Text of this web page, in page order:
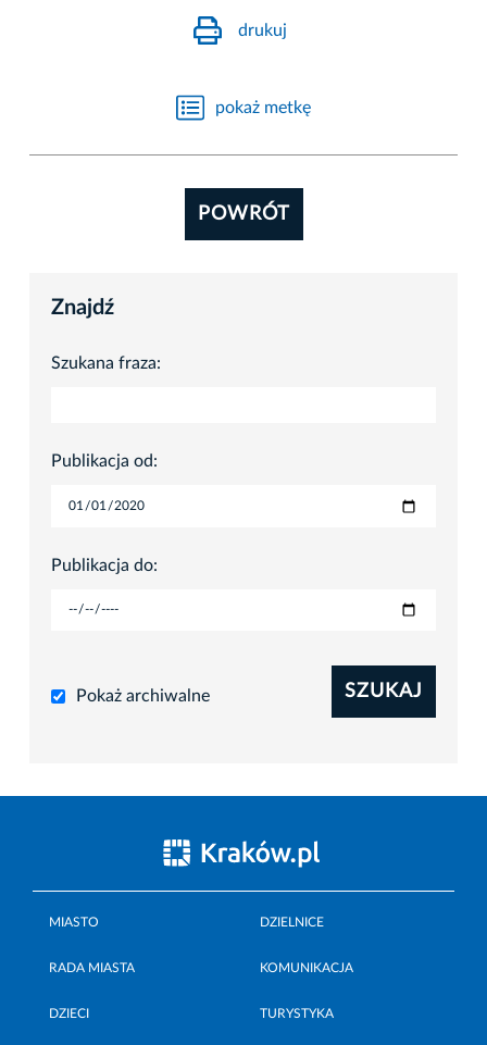
drukuj
pokaż metkę
POWRÓT
Znajdź
Szukana fraza:
Publikacja od:
Publikacja do:
Pokaż archiwalne SZUKAJ
MIASTO DZIELNICE
RADA MIASTA KOMUNIKACJA
DZIECI TURYSTYKA